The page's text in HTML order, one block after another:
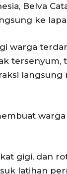
Belva
ke
warga
tersenyum,
langsung
gigi, dan
latihan